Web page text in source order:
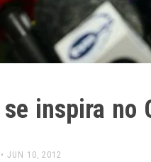
inspira no
• JUN 10, 2012